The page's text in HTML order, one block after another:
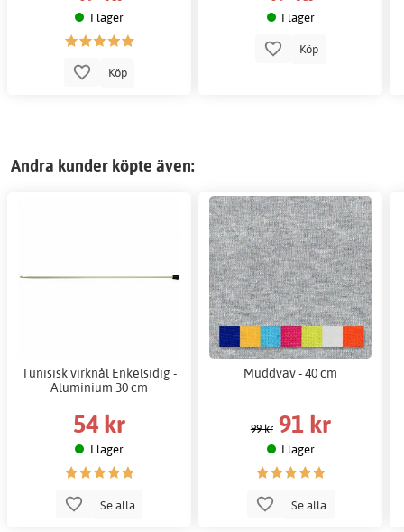
I lager
Köp
I lager
Köp
Andra kunder köpte även:
Tunisisk virknål Enkelsidig -
Aluminium 30 cm
54 kr
I lager
Se alla
Muddväv - 40 cm
99 kr 91 kr
I lager
Se alla